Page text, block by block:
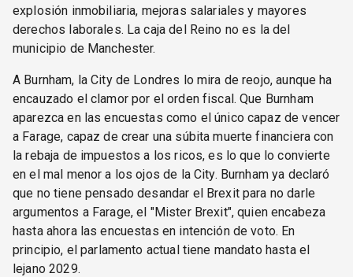
explosión inmobiliaria, mejoras salariales y mayores
derechos laborales. La caja del Reino no es la del
municipio de Manchester.
A Burnham, la City de Londres lo mira de reojo, aunque ha
encauzado el clamor por el orden fiscal. Que Burnham
aparezca en las encuestas como el único capaz de vencer
a Farage, capaz de crear una súbita muerte financiera con
la rebaja de impuestos a los ricos, es lo que lo convierte
en el mal menor a los ojos de la City. Burnham ya declaró
que no tiene pensado desandar el Brexit para no darle
argumentos a Farage, el "Mister Brexit", quien encabeza
hasta ahora las encuestas en intención de voto. En
principio, el parlamento actual tiene mandato hasta el
lejano 2029.